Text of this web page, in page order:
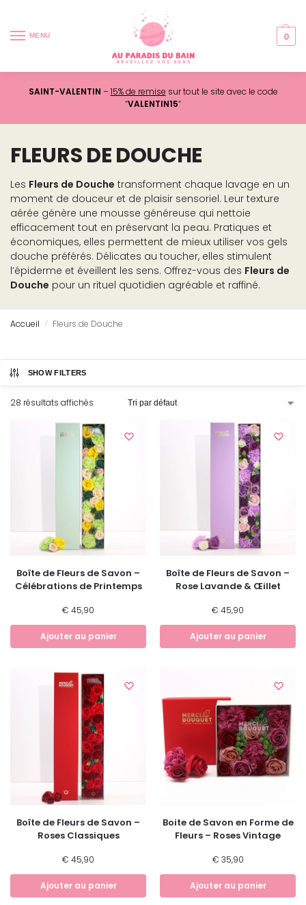
MENU 0
SAINT-VALENTIN – 15% de remise sur tout le site avec le code
“VALENTIN15“
FLEURS DE DOUCHE
Les Fleurs de Douche transforment chaque lavage en un
moment de douceur et de plaisir sensoriel. Leur texture
aérée génère une mousse généreuse qui nettoie
efficacement tout en préservant la peau. Pratiques et
économiques, elles permettent de mieux utiliser vos gels
douche préférés. Délicates au toucher, elles stimulent
l’épiderme et éveillent les sens. Offrez-vous des Fleurs de
Douche pour un rituel quotidien agréable et raffiné.
Accueil / Fleurs de Douche
SHOW FILTERS
28 résultats affichés
Boîte de Fleurs de Savon –
Célébrations de Printemps
€ 45,90
Ajouter au panier
Boîte de Fleurs de Savon –
Rose Lavande & Œillet
€ 45,90
Ajouter au panier
Boîte de Fleurs de Savon –
Roses Classiques
€ 45,90
Ajouter au panier
Boite de Savon en Forme de
Fleurs – Roses Vintage
€ 35,90
Ajouter au panier